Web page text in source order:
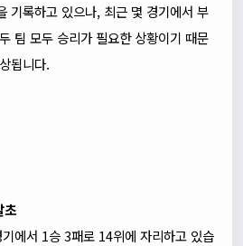
기록하고 있으나, 최근 몇 경기에서 부
팀 모두 승리가 필요한 상황이기 때문
됩니다.
초
에서 1승 3패로 14위에 자리하고 있습